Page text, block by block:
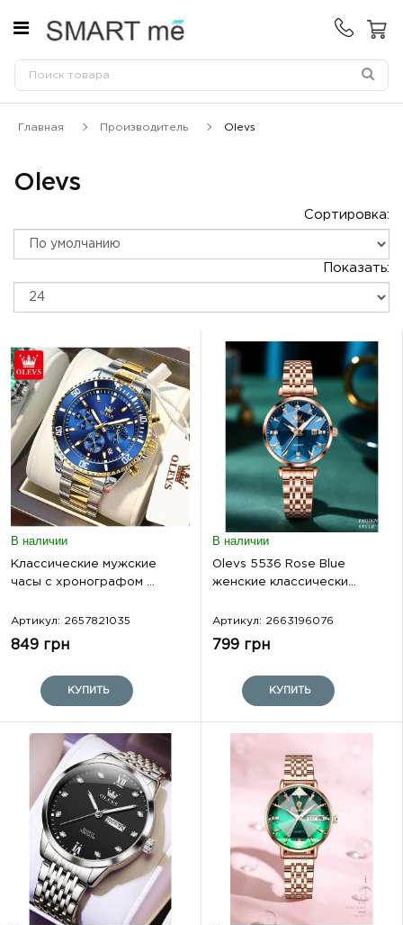
Главная Производитель Olevs
Olevs
Сортировка:
Показать:
В наличии
Классические мужские
часы с хронографом ...
Артикул: 2657821035
849 грн
КУПИТЬ
В наличии
Olevs 5536 Rose Blue
женские классически...
Артикул: 2663196076
799 грн
КУПИТЬ